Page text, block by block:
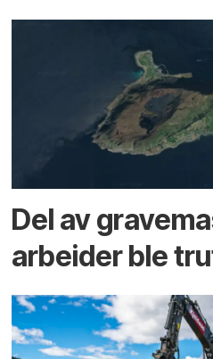
Del av
arbeider ble